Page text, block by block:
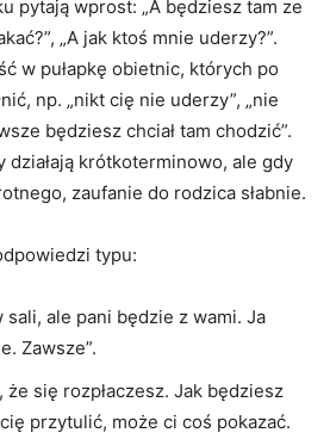
pytają wprost: „A będziesz tam ze
„A jak ktoś mnie uderzy?”.
w pułapkę obietnic, których po
np. „nikt cię nie uderzy”, „nie
będziesz chciał tam chodzić”.
działają krótkoterminowo, ale gdy
zaufanie do rodzica słabnie.
typu:
sali, ale pani będzie z wami. Ja
Zawsze”.
że się rozpłaczesz. Jak będziesz
przytulić, może ci coś pokazać.